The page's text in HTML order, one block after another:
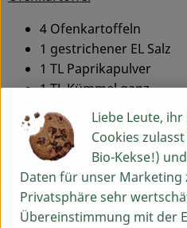
4 Ofenkartoffeln
1 gestrichener EL Salz
1 TL Paprikapulver
1 TL Kümmel ganz
1 EL Öl
Kräuterquark Deluxe
200 g Kräuterquark
2 EL Mascarpone
3 EL Joghurt natur
Liebe Leute,
Cookies
Bio-Kekse!)
Daten für unser Marketing
Privatsphäre sehr
Übereinstimmung mit der